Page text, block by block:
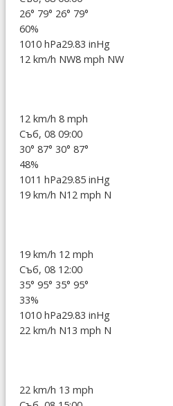
26° 79° 26° 79°
60%
1010 hPa29.83 inHg
12 km/h NW8 mph NW
12 km/h 8 mph
Съб, 08 09:00
30° 87° 30° 87°
48%
1011 hPa29.85 inHg
19 km/h N12 mph N
19 km/h 12 mph
Съб, 08 12:00
35° 95° 35° 95°
33%
1010 hPa29.83 inHg
22 km/h N13 mph N
22 km/h 13 mph